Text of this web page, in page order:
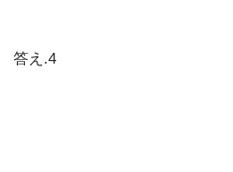
答え.4